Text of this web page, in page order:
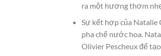
ra một hương thơm
Sự kết hợp của Natalie
pha chế nước hoa.
Olivier Pescheux để